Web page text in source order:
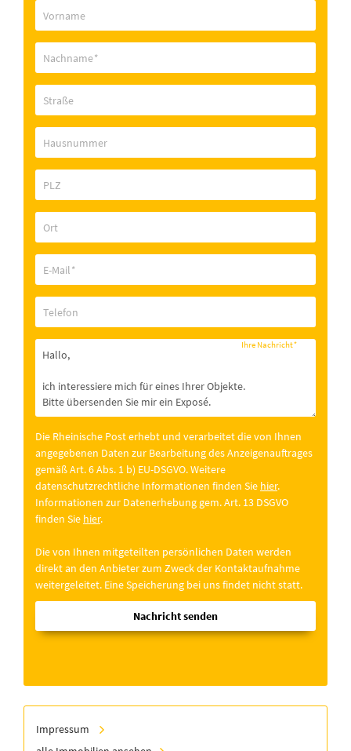
Vorname
Nachname*
Straße
Hausnummer
PLZ
Ort
E-Mail*
Telefon
Ihre Nachricht*
Die Rheinische Post erhebt und verarbeitet die von Ihnen
angegebenen Daten zur Bearbeitung des Anzeigenauftrages
gemäß Art. 6 Abs. 1 b) EU-DSGVO. Weitere
datenschutzrechtliche Informationen finden Sie hier.
Informationen zur Datenerhebung gem. Art. 13 DSGVO
finden Sie hier.
Die von Ihnen mitgeteilten persönlichen Daten werden
direkt an den Anbieter zum Zweck der Kontaktaufnahme
weitergeleitet. Eine Speicherung bei uns findet nicht statt.
Nachricht senden
Impressum